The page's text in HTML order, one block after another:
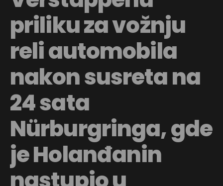
priliku za vožnju
reli automobila
nakon susreta na
24 sata
Nürburgringa, gde
je Holanđanin